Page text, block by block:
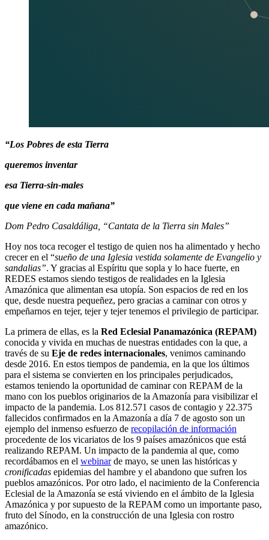
“Los Pobres de esta Tierra
queremos inventar
esa Tierra-sin-males
que viene en cada mañana”
Dom Pedro Casaldáliga, “Cantata de la Tierra sin Males”
Hoy nos toca recoger el testigo de quien nos ha alimentado y hecho
crecer en el “sueño de una Iglesia vestida solamente de Evangelio y
sandalias”. Y gracias al Espíritu que sopla y lo hace fuerte, en
REDES estamos siendo testigos de realidades en la Iglesia
Amazónica que alimentan esa utopía. Son espacios de red en los
que, desde nuestra pequeñez, pero gracias a caminar con otros y
empeñarnos en tejer, tejer y tejer tenemos el privilegio de participar.
La primera de ellas, es la Red Eclesial Panamazónica (REPAM)
conocida y vivida en muchas de nuestras entidades con la que, a
través de su Eje de redes internacionales, venimos caminando
desde 2016. En estos tiempos de pandemia, en la que los últimos
para el sistema se convierten en los principales perjudicados,
estamos teniendo la oportunidad de caminar con REPAM de la
mano con los pueblos originarios de la Amazonía para visibilizar el
impacto de la pandemia. Los 812.571 casos de contagio y 22.375
fallecidos confirmados en la Amazonía a día 7 de agosto son un
ejemplo del inmenso esfuerzo de recopilación de información
procedente de los vicariatos de los 9 países amazónicos que está
realizando REPAM. Un impacto de la pandemia al que, como
recordábamos en el webinarde mayo, se unen las históricas y
cronificadas epidemias del hambre y el abandono que sufren los
pueblos amazónicos. Por otro lado, el nacimiento de la Conferencia
Eclesial de la Amazonía se está viviendo en el ámbito de la Iglesia
Amazónica y por supuesto de la REPAM como un importante paso,
fruto del Sínodo, en la construcción de una Iglesia con rostro
amazónico.